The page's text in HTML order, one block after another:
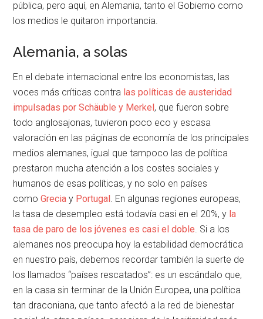
pública, pero aquí, en Alemania, tanto el Gobierno como
los medios le quitaron importancia.
Alemania, a solas
En el debate internacional entre los economistas, las
voces más críticas contra las políticas de austeridad
impulsadas por Schäuble y Merkel, que fueron sobre
todo anglosajonas, tuvieron poco eco y escasa
valoración en las páginas de economía de los principales
medios alemanes, igual que tampoco las de política
prestaron mucha atención a los costes sociales y
humanos de esas políticas, y no solo en países
comoGrecia y Portugal. En algunas regiones europeas,
la tasa de desempleo está todavía casi en el 20%, y la
tasa de paro de los jóvenes es casi el doble. Si a los
alemanes nos preocupa hoy la estabilidad democrática
en nuestro país, debemos recordar también la suerte de
los llamados “países rescatados”: es un escándalo que,
en la casa sin terminar de la Unión Europea, una política
tan draconiana, que tanto afectó a la red de bienestar